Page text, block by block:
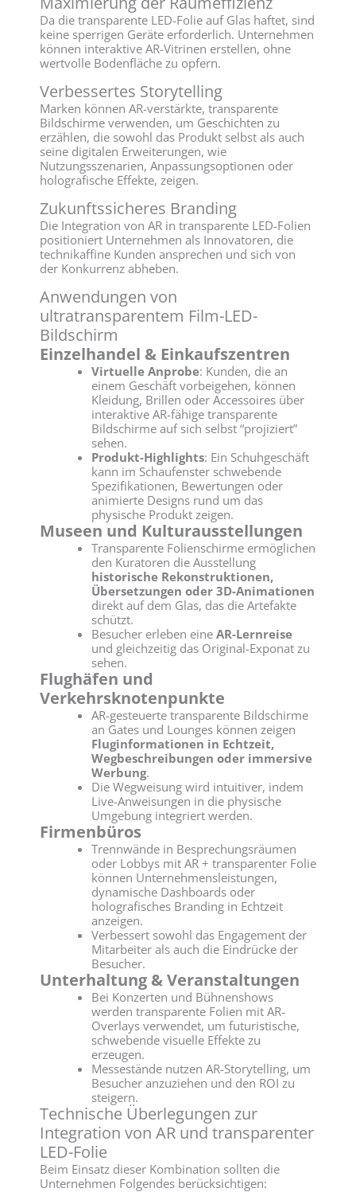
Da die transparente LED-Folie auf Glas haftet, sind
keine sperrigen Geräte erforderlich. Unternehmen
können interaktive AR-Vitrinen erstellen, ohne
wertvolle Bodenfläche zu opfern.
Verbessertes Storytelling
Marken können AR-verstärkte, transparente
Bildschirme verwenden, um Geschichten zu
erzählen, die sowohl das Produkt selbst als auch
seine digitalen Erweiterungen, wie
Nutzungsszenarien, Anpassungsoptionen oder
holografische Effekte, zeigen.
Zukunftssicheres Branding
Die Integration von AR in transparente LED-Folien
positioniert Unternehmen als Innovatoren, die
technikaffine Kunden ansprechen und sich von
der Konkurrenz abheben.
Anwendungen von
ultratransparentem Film-LED-
Bildschirm
Einzelhandel & Einkaufszentren
Virtuelle Anprobe: Kunden, die an
einem Geschäft vorbeigehen, können
Kleidung, Brillen oder Accessoires über
interaktive AR-fähige transparente
Bildschirme auf sich selbst “projiziert”
sehen.
Produkt-Highlights: Ein Schuhgeschäft
kann im Schaufenster schwebende
Spezifikationen, Bewertungen oder
animierte Designs rund um das
physische Produkt zeigen.
Museen und Kulturausstellungen
Transparente Folienschirme ermöglichen
den Kuratoren die Ausstellung
historische Rekonstruktionen,
Übersetzungen oder 3D-Animationen
direkt auf dem Glas, das die Artefakte
schützt.
Besucher erleben eine AR-Lernreise
und gleichzeitig das Original-Exponat zu
sehen.
Flughäfen und
Verkehrsknotenpunkte
AR-gesteuerte transparente Bildschirme
an Gates und Lounges können zeigen
Fluginformationen in Echtzeit,
Wegbeschreibungen oder immersive
Werbung.
Die Wegweisung wird intuitiver, indem
Live-Anweisungen in die physische
Umgebung integriert werden.
Firmenbüros
Trennwände in Besprechungsräumen
oder Lobbys mit AR + transparenter Folie
können Unternehmensleistungen,
dynamische Dashboards oder
holografisches Branding in Echtzeit
anzeigen.
Verbessert sowohl das Engagement der
Mitarbeiter als auch die Eindrücke der
Besucher.
Unterhaltung & Veranstaltungen
Bei Konzerten und Bühnenshows
werden transparente Folien mit AR-
Overlays verwendet, um futuristische,
schwebende visuelle Effekte zu
erzeugen.
Messestände nutzen AR-Storytelling, um
Besucher anzuziehen und den ROI zu
steigern.
Technische Überlegungen zur
Integration von AR und transparenter
LED-Folie
Beim Einsatz dieser Kombination sollten die
Unternehmen Folgendes berücksichtigen: